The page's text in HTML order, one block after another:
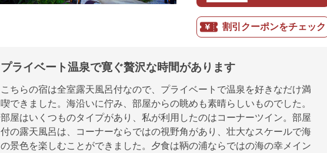
割引クーポンをチェック
プライベート温泉で寛ぐ贅沢な時間があります
こちらの宿は全室露天風呂付なので、プライベートで温泉を好きなだけ満
喫できました。海沿いに佇み、部屋からの眺めも素晴らしいものでした。
部屋はいくつものタイプがあり、私が利用したのはコーナーツイン。部屋
付の露天風呂は、コーナーならではの視野角があり、壮大なスケールで海
の景色を楽しむことができました。夕食は鞆の浦ならではの海の幸メイン